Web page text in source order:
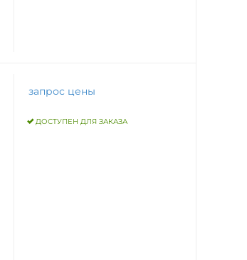
запрос цены
ДОСТУПЕН ДЛЯ ЗАКАЗА